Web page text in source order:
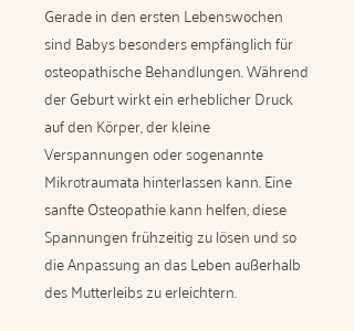
Gerade in den ersten Lebenswochen
sind Babys besonders empfänglich für
osteopathische Behandlungen. Während
der Geburt wirkt ein erheblicher Druck
auf den Körper, der kleine
Verspannungen oder sogenannte
Mikrotraumata hinterlassen kann. Eine
sanfte Osteopathie kann helfen, diese
Spannungen frühzeitig zu lösen und so
die Anpassung an das Leben außerhalb
des Mutterleibs zu erleichtern.